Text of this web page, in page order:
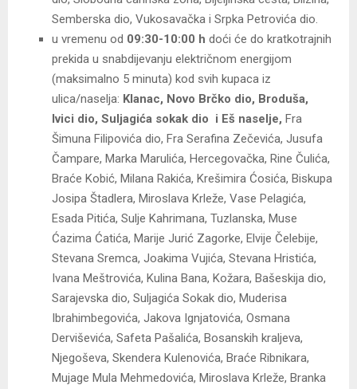
Semberska dio, Vukosavačka i Srpka Petrovića dio.
u vremenu od 09:30-10:00 h doći će do kratkotrajnih
prekida u snabdijevanju električnom energijom
(maksimalno 5 minuta) kod svih kupaca iz
ulica/naselja: Klanac, Novo Brčko dio, Broduša,
Ivici dio, Suljagića sokak dio i Eš naselje, Fra
Šimuna Filipovića dio, Fra Serafina Zečevića, Jusufa
Čampare, Marka Marulića, Hercegovačka, Rine Čulića,
Braće Kobić, Milana Rakića, Krešimira Ćosića, Biskupa
Josipa Štadlera, Miroslava Krleže, Vase Pelagića,
Esada Pitića, Sulje Kahrimana, Tuzlanska, Muse
Ćazima Ćatića, Marije Jurić Zagorke, Elvije Čelebije,
Stevana Sremca, Joakima Vujića, Stevana Hristića,
Ivana Meštrovića, Kulina Bana, Kožara, Bašeskija dio,
Sarajevska dio, Suljagića Sokak dio, Muderisa
Ibrahimbegovića, Jakova Ignjatovića, Osmana
Derviševića, Safeta Pašalića, Bosanskih kraljeva,
Njegoševa, Skendera Kulenovića, Braće Ribnikara,
Mujage Mula Mehmedovića, Miroslava Krleže, Branka